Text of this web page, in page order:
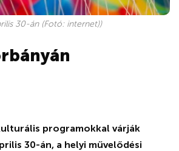
30-án (Fotó: internet))
programokkal várják
30-án, a helyi művelődési